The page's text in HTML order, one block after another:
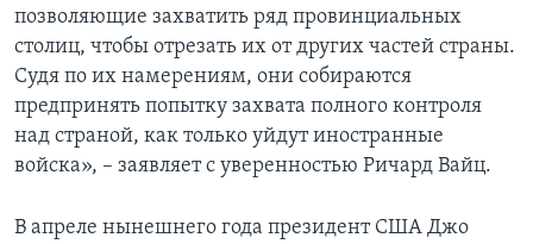
позволяющие захватить ряд провинциальных
столиц, чтобы отрезать их от других частей страны.
Судя по их намерениям, они собираются
предпринять попытку захвата полного контроля
над страной, как только уйдут иностранные
войска», – заявляет с уверенностью Ричард Вайц.
В апреле нынешнего года президент США Джо